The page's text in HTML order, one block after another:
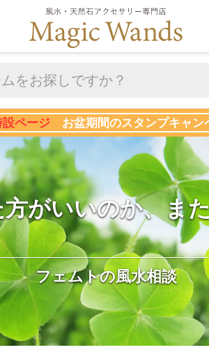
設ページ お盆期間のスタンプキャン
がいいのか、ま
フェムトの風水相談